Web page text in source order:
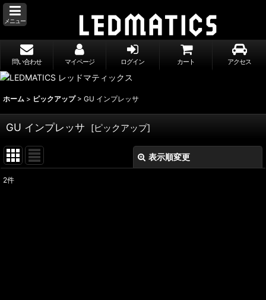
メニュー
問い合わせ マイページ ログイン カート アクセス
ホーム > ピックアップ > GU インプレッサ
GU インプレッサ [ピックアップ]
表示順変更
2件